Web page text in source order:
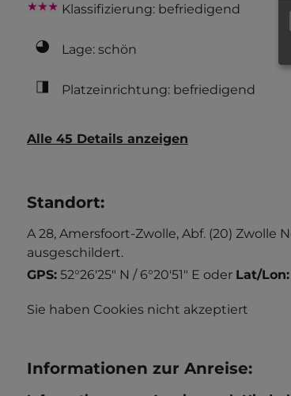
Klassifizierung: befriedigend
Lage: schön
Platzeinrichtung: befriedigend
Alle 45 Details anzeigen
Standort:
A 28, Amersfoort-Zwolle, Abf. (20)
ausgeschildert.
GPS: 52°26'25" N / 6°20'51" E oder Lat/Lon:
Sie haben Cookies nicht akzeptiert
Informationen zur Anreise: